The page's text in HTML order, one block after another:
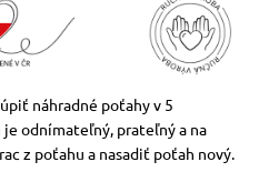
náhradné poťahy v 5
odnímateľný, prateľný a na
z poťahu a nasadiť poťah nový.